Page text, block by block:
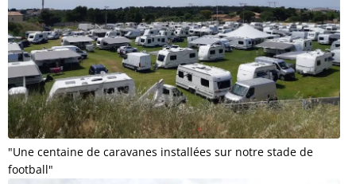
"Une centaine de caravanes installées sur notre stade de
football"